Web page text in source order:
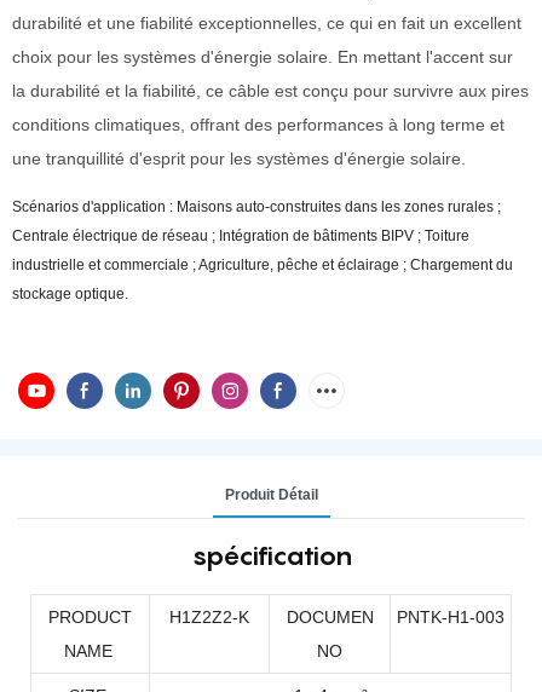
durabilité et une fiabilité exceptionnelles, ce qui en fait un excellent
choix pour les systèmes d'énergie solaire. En mettant l'accent sur
la durabilité et la fiabilité, ce câble est conçu pour survivre aux pires
conditions climatiques, offrant des performances à long terme et
une tranquillité d'esprit pour les systèmes d'énergie solaire.
Scénarios d'application : Maisons auto-construites dans les zones rurales ;
Centrale électrique de réseau ; Intégration de bâtiments BIPV ; Toiture
industrielle et commerciale ; Agriculture, pêche et éclairage ; Chargement du
stockage optique.
Produit Détail
spécification
PRODUCT
NAME
H1Z2Z2-K
DOCUMEN
NO
PNTK-H1-003